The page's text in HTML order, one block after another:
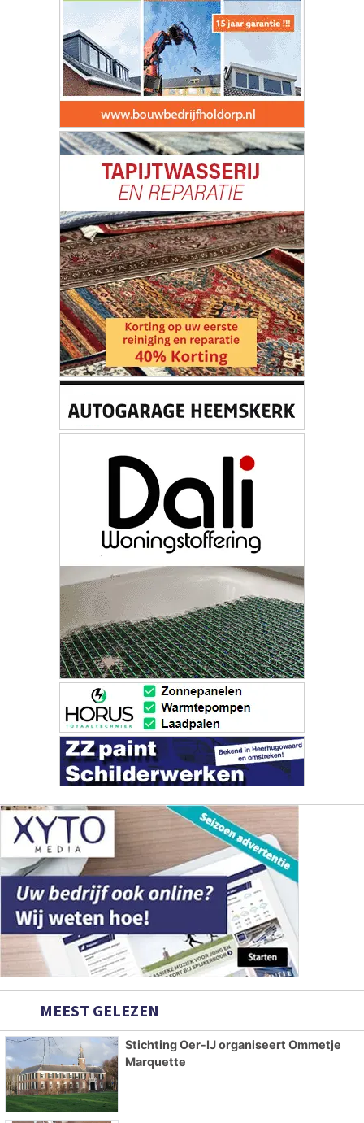
MEEST GELEZEN
Stichting Oer-IJ organiseert Ommetje
Marquette